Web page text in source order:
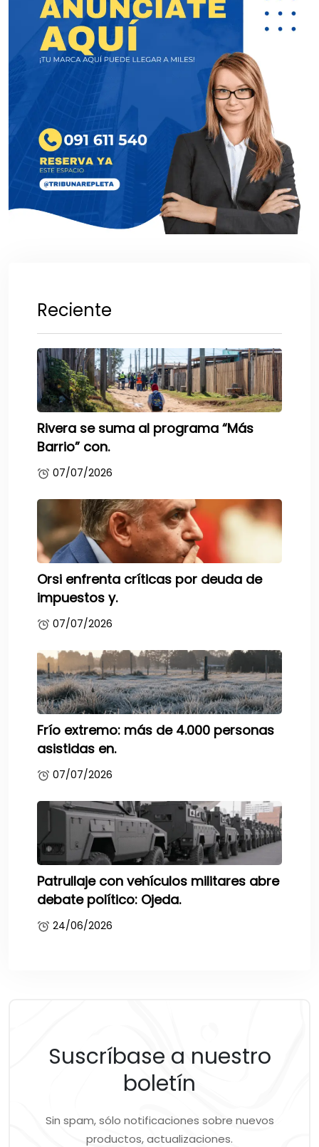
Reciente
Rivera se suma al programa “Más
Barrio” con.
07/07/2026
Orsi enfrenta críticas por deuda de
impuestos y.
07/07/2026
Frío extremo: más de 4.000 personas
asistidas en.
07/07/2026
Patrullaje con vehículos militares abre
debate político: Ojeda.
24/06/2026
Suscríbase a nuestro
boletín
Sin spam, sólo notificaciones sobre nuevos
productos, actualizaciones.